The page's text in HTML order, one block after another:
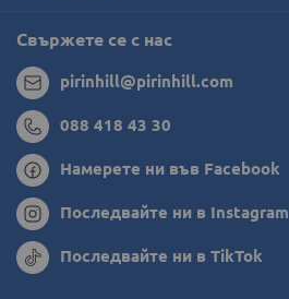
Свържете се с нас
pirinhill@pirinhill.com
088 418 43 30
Намерете ни във Facebook
Последвайте ни в Instagram
Последвайте ни в TikTok